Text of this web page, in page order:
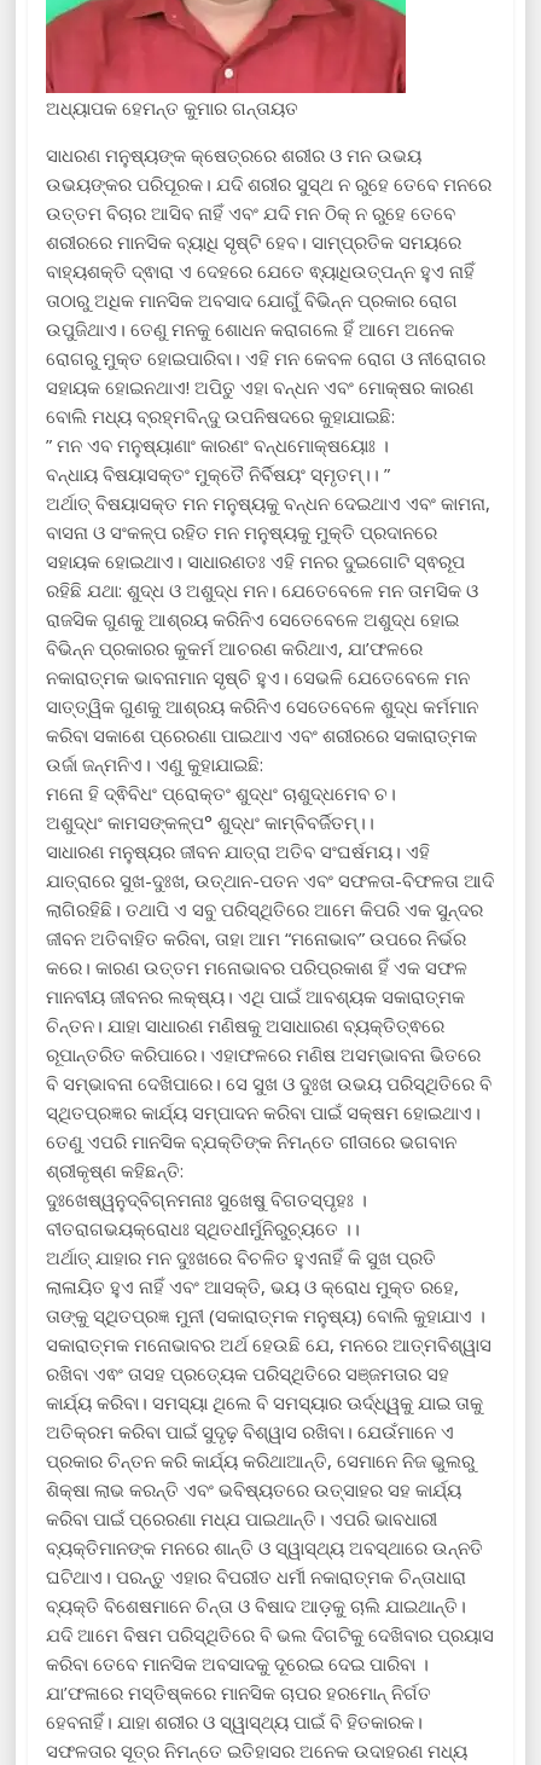
ଅଧ୍ୟାପକ ହେମନ୍ତ କୁମାର ଗନ୍ତାୟତ
ସାଧରଣ ମନୁଷ୍ୟଙ୍କ କ୍ଷେତ୍ରରେ ଶରୀର ଓ ମନ ଉଭୟ
ଉଭୟଙ୍କର ପରିପୂରକ। ଯଦି ଶରୀର ସୁସ୍ଥ ନ ରୁହେ ତେବେ ମନରେ
ଉତ୍ତମ ବିଚାର ଆସିବ ନାହିଁ ଏବଂ ଯଦି ମନ ଠିକ୍ ନ ରୁହେ ତେବେ
ଶରୀରରେ ମାନସିକ ବ୍ୟାଧି ସୃଷ୍ଟି ହେବ। ସାମ୍ପ୍ରତିକ ସମୟରେ
ବାହ୍ୟଶକ୍ତି ଦ୍ଵାରା ଏ ଦେହରେ ଯେତେ ଵ୍ୟାଧିଉତ୍ପନ୍ନ ହୁଏ ନାହିଁ
ତାଠାରୁ ଅଧିକ ମାନସିକ ଅବସାଦ ଯୋଗୁଁ ବିଭିନ୍ନ ପ୍ରକାର ରୋଗ
ଉପୁଜିଥାଏ। ତେଣୁ ମନକୁ ଶୋଧନ କରାଗଲେ ହିଁ ଆମେ ଅନେକ
ରୋଗରୁ ମୁକ୍ତ ହୋଇପାରିବା। ଏହି ମନ କେବଳ ରୋଗ ଓ ନୀରୋଗର
ସହାୟକ ହୋଇନଥାଏ! ଅପିତୁ ଏହା ବନ୍ଧନ ଏବଂ ମୋକ୍ଷର କାରଣ
ବୋଲି ମଧ୍ୟ ବ୍ରହ୍ମବିନ୍ଦୁ ଉପନିଷଦରେ କୁହାଯାଇଛି:
” ମନ ଏବ ମନୁଷ୍ୟାଣାଂ କାରଣଂ ବନ୍ଧମୋକ୍ଷୟୋଃ ।
ବନ୍ଧାୟ ବିଷୟାସକ୍ତଂ ମୁକ୍ତୈ ନିର୍ବିଷୟଂ ସ୍ମୃତମ୍।। ”
ଅର୍ଥାତ୍ ବିଷୟାସକ୍ତ ମନ ମନୁଷ୍ୟକୁ ବନ୍ଧନ ଦେଇଥାଏ ଏବଂ କାମନା,
ବାସନା ଓ ସଂକଳ୍ପ ରହିତ ମନ ମନୁଷ୍ୟକୁ ମୁକ୍ତି ପ୍ରଦାନରେ
ସହାୟକ ହୋଇଥାଏ। ସାଧାରଣତଃ ଏହି ମନର ଦୁଇଗୋଟି ସ୍ଵରୂପ
ରହିଛି ଯଥା: ଶୁଦ୍ଧ ଓ ଅଶୁଦ୍ଧ ମନ। ଯେତେବେଳେ ମନ ତାମସିକ ଓ
ରାଜସିକ ଗୁଣକୁ ଆଶ୍ରୟ କରିନିଏ ସେତେବେଳେ ଅଶୁଦ୍ଧ ହୋଇ
ବିଭିନ୍ନ ପ୍ରକାରର କୁକର୍ମ ଆଚରଣ କରିଥାଏ, ଯା’ଫଳରେ
ନକାରାତ୍ମକ ଭାବନାମାନ ସୃଷ୍ଚି ହୁଏ। ସେଭଳି ଯେତେବେଳେ ମନ
ସାତ୍ତ୍ୱିକ ଗୁଣକୁ ଆଶ୍ରୟ କରିନିଏ ସେତେବେଳେ ଶୁଦ୍ଧ କର୍ମମାନ
କରିବା ସକାଶେ ପ୍ରେରଣା ପାଇଥାଏ ଏବଂ ଶରୀରରେ ସକାରାତ୍ମକ
ଉର୍ଜା ଜନ୍ମନିଏ। ଏଣୁ କୁହାଯାଇଛି:
ମନୋ ହି ଦ୍ଵିବିଧଂ ପ୍ରୋକ୍ତଂ ଶୁଦ୍ଧଂ ଚାଶୁଦ୍ଧମେବ ଚ।
ଅଶୁଦ୍ଧଂ କାମସଙ୍କଳ୍ପ° ଶୁଦ୍ଧଂ କାମ୍ବିବର୍ଜିତମ୍।।
ସାଧାରଣ ମନୁଷ୍ୟର ଜୀବନ ଯାତ୍ରା ଅତିବ ସଂଘର୍ଷମୟ। ଏହି
ଯାତ୍ରାରେ ସୁଖ-ଦୁଃଖ, ଉତ୍ଥାନ-ପତନ ଏବଂ ସଫଳତା-ବିଫଳତା ଆଦି
ଲାଗିରହିଛି। ତଥାପି ଏ ସବୁ ପରିସ୍ଥିତିରେ ଆମେ କିପରି ଏକ ସୁନ୍ଦର
ଜୀବନ ଅତିବାହିତ କରିବା, ତାହା ଆମ “ମନୋଭାବ” ଉପରେ ନିର୍ଭର
କରେ। କାରଣ ଉତ୍ତମ ମନୋଭାବର ପରିପ୍ରକାଶ ହିଁ ଏକ ସଫଳ
ମାନବୀୟ ଜୀବନର ଲକ୍ଷ୍ୟ। ଏଥି ପାଇଁ ଆବଶ୍ୟକ ସକାରାତ୍ମକ
ଚିନ୍ତନ। ଯାହା ସାଧାରଣ ମଣିଷକୁ ଅସାଧାରଣ ବ୍ୟକ୍ତିତ୍ଵରେ
ରୂପାନ୍ତରିତ କରିପାରେ। ଏହାଫଳରେ ମଣିଷ ଅସମ୍ଭାବନା ଭିତରେ
ବି ସମ୍ଭାବନା ଦେଖିପାରେ। ସେ ସୁଖ ଓ ଦୁଃଖ ଉଭୟ ପରିସ୍ଥିତିରେ ବି
ସ୍ଥିତପ୍ରଜ୍ଞର କାର୍ଯ୍ୟ ସମ୍ପାଦନ କରିବା ପାଇଁ ସକ୍ଷମ ହୋଇଥାଏ।
ତେଣୁ ଏପରି ମାନସିକ ବ୍ଯକ୍ତିଙ୍କ ନିମନ୍ତେ ଗୀତାରେ ଭଗବାନ
ଶ୍ରୀକୃଷ୍ଣ କହିଛନ୍ତି:
ଦୁଃଖେଷ୍ୱନୁଦ୍‌ବିଗ୍ନମନାଃ ସୁଖେଷୁ ବିଗତସ୍ପୃହଃ ।
ବୀତରାଗଭୟକ୍ରୋଧଃ ସ୍ଥିତଧୀର୍ମୁନିରୁଚ୍ୟତେ ।।
ଅର୍ଥାତ୍ ଯାହାର ମନ ଦୁଃଖରେ ବିଚଳିତ ହୁଏନାହିଁ କି ସୁଖ ପ୍ରତି
ଲାଳାୟିତ ହୁଏ ନାହିଁ ଏବଂ ଆସକ୍ତି, ଭୟ ଓ କ୍ରୋଧ ମୁକ୍ତ ରହେ,
ତାଙ୍କୁ ସ୍ଥିତପ୍ରଜ୍ଞ ମୁନୀ (ସକାରାତ୍ମକ ମନୁଷ୍ୟ) ବୋଲି କୁହାଯାଏ ।
ସକାରାତ୍ମକ ମନୋଭାବର ଅର୍ଥ ହେଉଛି ଯେ, ମନରେ ଆତ୍ମବିଶ୍ୱାସ
ରଖିବା ଏଵଂ ତାସହ ପ୍ରତ୍ୟେକ ପରିସ୍ଥିତିରେ ସଞ୍ଜମତାର ସହ
କାର୍ଯ୍ୟ କରିବା। ସମସ୍ୟା ଥିଲେ ବି ସମସ୍ୟାର ଊର୍ଦ୍ଧ୍ୱକୁ ଯାଇ ତାକୁ
ଅତିକ୍ରମ କରିବା ପାଇଁ ସୁଦୃଢ଼ ବିଶ୍ୱାସ ରଖିବା। ଯେଉଁମାନେ ଏ
ପ୍ରକାର ଚିନ୍ତନ କରି କାର୍ଯ୍ୟ କରିଥାଆନ୍ତି, ସେମାନେ ନିଜ ଭୁଲରୁ
ଶିକ୍ଷା ଲାଭ କରନ୍ତି ଏବଂ ଭବିଷ୍ୟତରେ ଉତ୍ସାହର ସହ କାର୍ଯ୍ୟ
କରିବା ପାଇଁ ପ୍ରେରଣା ମଧ୍ଯ ପାଇଥାନ୍ତି। ଏପରି ଭାବଧାରୀ
ବ୍ୟକ୍ତିମାନଙ୍କ ମନରେ ଶାନ୍ତି ଓ ସ୍ୱାସ୍ଥ୍ୟ ଅବସ୍ଥାରେ ଉନ୍ନତି
ଘଟିଥାଏ। ପରନ୍ତୁ ଏହାର ବିପରୀତ ଧର୍ମୀ ନକାରାତ୍ମକ ଚିନ୍ତାଧାରା
ବ୍ୟକ୍ତି ବିଶେଷମାନେ ଚିନ୍ତା ଓ ବିଷାଦ ଆଡ଼କୁ ଚାଲି ଯାଇଥାନ୍ତି।
ଯଦି ଆମେ ବିଷମ ପରିସ୍ଥିତିରେ ବି ଭଲ ଦିଗଟିକୁ ଦେଖିବାର ପ୍ରୟାସ
କରିବା ତେବେ ମାନସିକ ଅବସାଦକୁ ଦୂରେଇ ଦେଇ ପାରିବା ।
ଯା’ଫଳାରେ ମସ୍ତିଷ୍କରେ ମାନସିକ ଚାପର ହରମୋନ୍ ନିର୍ଗତ
ହେବନାହିଁ। ଯାହା ଶରୀର ଓ ସ୍ୱାସ୍ଥ୍ୟ ପାଇଁ ବି ହିତକାରକ।
ସଫଳତାର ସୂତ୍ର ନିମନ୍ତେ ଇତିହାସର ଅନେକ ଉଦାହରଣ ମଧ୍ୟ